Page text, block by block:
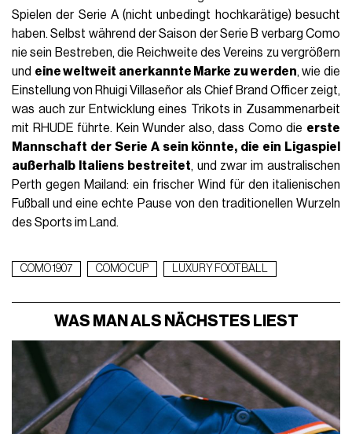
Spielen der Serie A (nicht unbedingt hochkarätige) besucht
haben. Selbst während der Saison der Serie B verbarg Como
nie sein Bestreben, die Reichweite des Vereins zu vergrößern
und eine weltweit anerkannte Marke zu werden, wie die
Einstellung von Rhuigi Villaseñor als Chief Brand Officer zeigt,
was auch zur Entwicklung eines Trikots in Zusammenarbeit
mit RHUDE führte. Kein Wunder also, dass Como die erste
Mannschaft der Serie A sein könnte, die ein Ligaspiel
außerhalb Italiens bestreitet, und zwar im australischen
Perth gegen Mailand: ein frischer Wind für den italienischen
Fußball und eine echte Pause von den traditionellen Wurzeln
des Sports im Land.
COMO 1907 COMO CUP LUXURY FOOTBALL
WAS MAN ALS NÄCHSTES LIEST